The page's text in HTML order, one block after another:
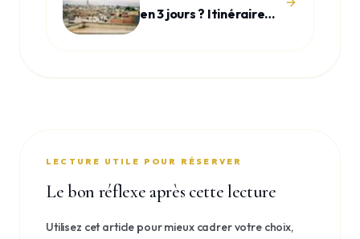
en 3 jours ? Itinéraire
LECTURE UTILE POUR RÉSERVER
Le bon réflexe après cette lecture
Utilisez cet article pour mieux cadrer votre choix,